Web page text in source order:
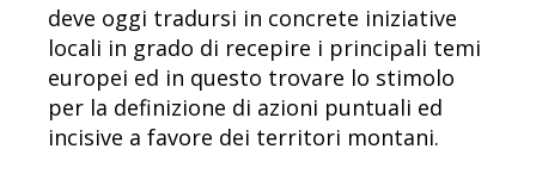
deve oggi tradursi in concrete iniziative
locali in grado di recepire i principali temi
europei ed in questo trovare lo stimolo
per la definizione di azioni puntuali ed
incisive a favore dei territori montani.